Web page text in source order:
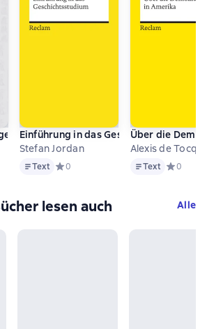
5 на основе 1 оценок
Einführung in das Geschichtsstudium
Stefan Jordan
TextText Средний рейтинг 0 на основе 0
0
Über die
Alexis de
TextText Средний
0
lesen auch Alle